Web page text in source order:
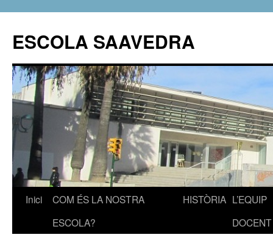
ESCOLA SAAVEDRA
Vés
Inici
COM ÉS LA NOSTRA
ESCOLA?
HISTÒRIA L’EQUIP
DOCENT